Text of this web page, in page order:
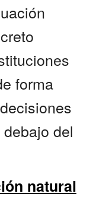
forma
del
natural